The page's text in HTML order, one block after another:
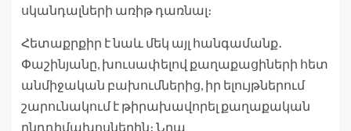
սկանդալների առիթ դառնալ։
Հետաքրքիր է նաև մեկ այլ հանգամանք․
Փաշինյանը, խուսափելով քաղաքացիների հետ
անմիջական բախումներից, իր ելույթներում
շարունակում է թիրախավորել քաղաքական
ընդդիմախոսներին։ Նրա